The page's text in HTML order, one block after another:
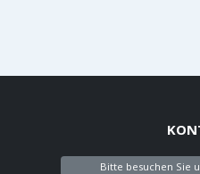
Bitte besuchen Sie